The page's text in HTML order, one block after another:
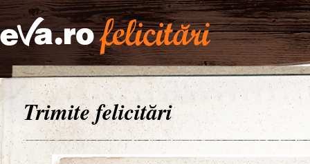
Trimite felicitări